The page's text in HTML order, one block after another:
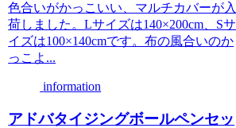
色合いがかっこいい、マルチカバーが入
荷しました。Lサイズは140×200cm、Sサ
イズは100×140cmです。布の風合いのか
っこよ...
information
アドバタイジングボールペンセッ